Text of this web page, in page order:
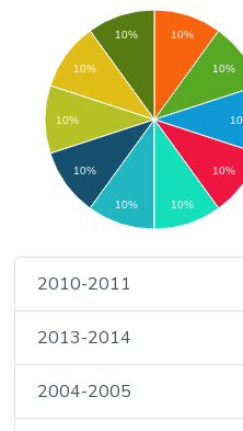
10%
10%
10%
10%
10%
10%
10%
10% 10%
2010-2011
2013-2014
2004-2005